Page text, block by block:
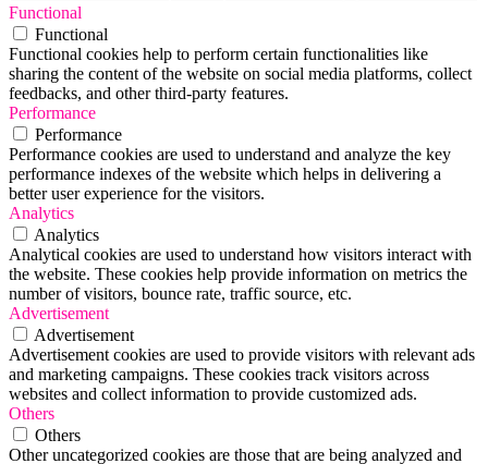
Functional
Functional
Functional cookies help to perform certain functionalities like
sharing the content of the website on social media platforms, collect
feedbacks, and other third-party features.
Performance
Performance
Performance cookies are used to understand and analyze the key
performance indexes of the website which helps in delivering a
better user experience for the visitors.
Analytics
Analytics
Analytical cookies are used to understand how visitors interact with
the website. These cookies help provide information on metrics the
number of visitors, bounce rate, traffic source, etc.
Advertisement
Advertisement
Advertisement cookies are used to provide visitors with relevant ads
and marketing campaigns. These cookies track visitors across
websites and collect information to provide customized ads.
Others
Others
Other uncategorized cookies are those that are being analyzed and